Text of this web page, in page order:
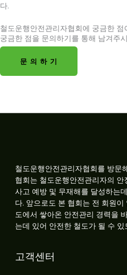
다.
철도운행안전관리자협회에 궁금한 점
궁금한 점을 문의하기를 통해 남겨주
문 의 하 기
철도운행안전관리자협회를 방문
협회는 철도운행안전관리자의
사고 예방 및 무재해를 달성하는
다. 앞으로도 본 협회는 전 회원
도에서 쌓아온 안전관리 경력을
는데 있어 안전한 철도가 될 수
고객센터